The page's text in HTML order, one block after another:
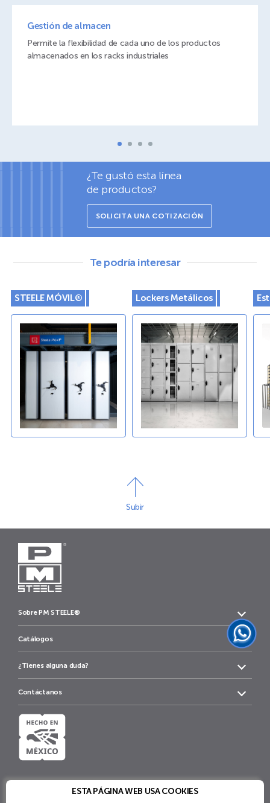
ESTA PÁGINA WEB USA COOKIES
Gestión de almacen
Permite la flexibilidad de cada uno de los productos
almacenados en los racks industriales
¿Te gustó esta línea
de productos?
SOLICITA UNA COTIZACIÓN
Te podría interesar
STEELE MÓVIL® Lockers Metálicos
Subir
Sobre PM STEELE®
Catálogos
¿Tienes alguna duda?
Contáctanos